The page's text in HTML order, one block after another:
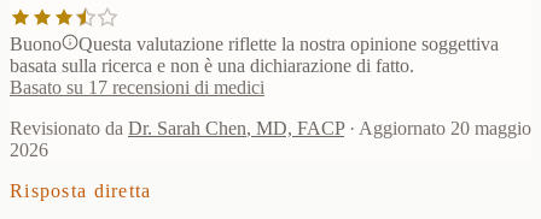
Buono
Questa valutazione riflette la nostra opinione soggettiva
basata sulla ricerca e non è una dichiarazione di fatto.
Basato su 17 recensioni di medici
Revisionato da Dr. Sarah Chen, MD, FACP · Aggiornato 20 maggio
2026
Risposta diretta